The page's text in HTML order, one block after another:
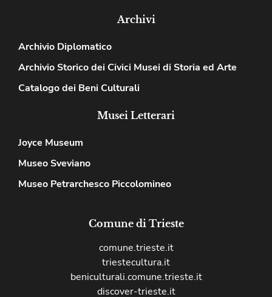
Archivi
Archivio Diplomatico
Archivio Storico dei Civici Musei di Storia ed Arte
Catalogo dei Beni Culturali
Musei Letterari
Joyce Museum
Museo Sveviano
Museo Petrarchesco Piccolomineo
Comune di Trieste
comune.trieste.it
triestecultura.it
beniculturali.comune.trieste.it
discover-trieste.it